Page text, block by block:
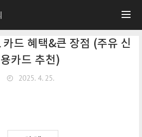
드 혜택&큰 장점 (주유 신
용카드 추천)
2025. 4. 25.